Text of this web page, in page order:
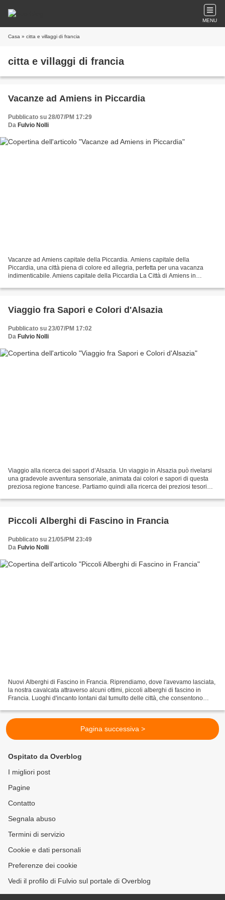
MENU
Casa » citta e villaggi di francia
citta e villaggi di francia
Vacanze ad Amiens in Piccardia
Pubblicato su 28/07/PM 17:29
Da Fulvio Nolli
Vacanze ad Amiens capitale della Piccardia. Amiens capitale della
Piccardia, una città piena di colore ed allegria, perfetta per una vacanza
indimenticabile. Amiens capitale della Piccardia La Città di Amiens in
Viaggio fra Sapori e Colori d'Alsazia
Pubblicato su 23/07/PM 17:02
Da Fulvio Nolli
Viaggio alla ricerca dei sapori d’Alsazia. Un viaggio in Alsazia può rivelarsi
una gradevole avventura sensoriale, animata dai colori e sapori di questa
preziosa regione francese. Partiamo quindi alla ricerca dei preziosi tesori
Piccoli Alberghi di Fascino in Francia
Pubblicato su 21/05/PM 23:49
Da Fulvio Nolli
Nuovi Alberghi di Fascino in Francia. Riprendiamo, dove l'avevamo lasciata,
la nostra cavalcata attraverso alcuni ottimi, piccoli alberghi di fascino in
Francia. Luoghi d'incanto lontani dal tumulto delle città, che consentono
Pagina successiva >
Ospitato da Overblog
I migliori post
Pagine
Contatto
Segnala abuso
Termini di servizio
Cookie e dati personali
Preferenze dei cookie
Vedi il profilo di Fulvio sul portale di Overblog